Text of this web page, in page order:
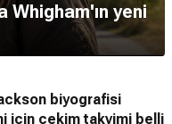
Whigham'ın yeni
biyografisi
için çekim takvimi belli